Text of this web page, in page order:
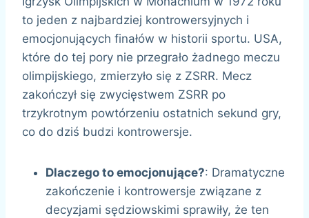
to jeden z najbardziej kontrowersyjnych i
emocjonujących finałów w historii sportu. USA,
które do tej pory nie przegrało żadnego meczu
olimpijskiego, zmierzyło się z ZSRR. Mecz
zakończył się zwycięstwem ZSRR po
trzykrotnym powtórzeniu ostatnich sekund gry,
co do dziś budzi kontrowersje.
Dlaczego to emocjonujące?: Dramatyczne
zakończenie i kontrowersje związane z
decyzjami sędziowskimi sprawiły, że ten